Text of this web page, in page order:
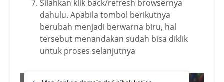
Silahkan klik back/refresh browsernya
dahulu. Apabila tombol berikutnya
berubah menjadi berwarna biru, hal
tersebut menandakan sudah bisa diklik
untuk proses selanjutnya